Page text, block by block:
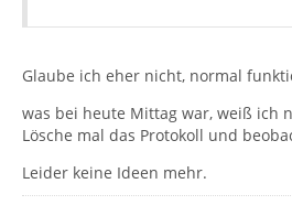
Glaube ich eher nicht, normal
was bei heute Mittag war, weiß ich
Lösche mal das Protokoll und
Leider keine Ideen mehr.